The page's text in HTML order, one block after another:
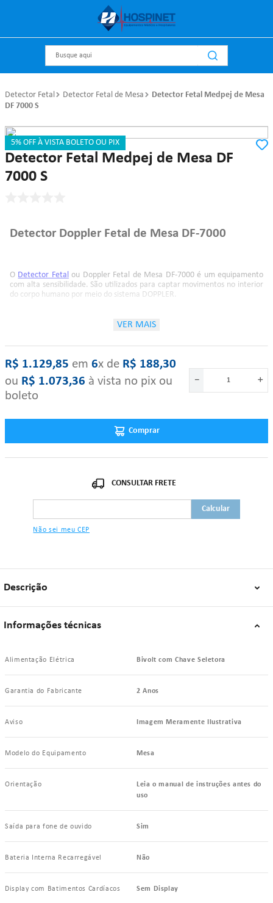
Detector Fetal Detector Fetal de Mesa
Detector Fetal Medpej de Mesa
DF 7000 S
5% OFF À VISTA BOLETO OU PIX
Referência :564 Medpej
Detector Fetal Medpej de Mesa DF
7000 S
Detector Doppler Fetal de Mesa DF-7000
O Detector Fetal ou Doppler Fetal de Mesa DF-7000 é um equipamento
com alta sensibilidade. São utilizados para captar movimentos no interior
do corpo humano por meio do sistema DOPPLER.
longo do tempo e com suporte lateral para transdutor facilitando seu
armazenamento e transporte.
semana de gestação, possibilitando a avaliação do ritmo cardíaco fetal
durante a gravidez e pré-parto. Posteriormente por volta da 24ª à 26ª
semana de gravidez, o som distinto e claro da placenta ajuda sua
localização e facilita o diagnóstico da placenta prévia. O fluxo do cordão
Transdutor desconectável, facilitando a troca em caso de manutenção,
com tecnologia micro processada que dispensa a calibração do
equipamento após sua substituição.
VER MAIS
R$ 1.129,85 ‎ em‎ ‎ 6x de‎ ‎ R$ 188,30
ou R$ 1.073,36 à vista no pix ou
boleto
＋
－
Comprar
Não sei meu CEP
Descrição
Informações técnicas
Alimentação Elétrica Bivolt com Chave Seletora
Garantia do Fabricante 2 Anos
Aviso Imagem Meramente Ilustrativa
Modelo do Equipamento Mesa
Orientação
Leia o manual de instruções antes do
uso
Saída para fone de ouvido Sim
Bateria Interna Recarregável Não
Display com Batimentos Cardíacos Sem Display